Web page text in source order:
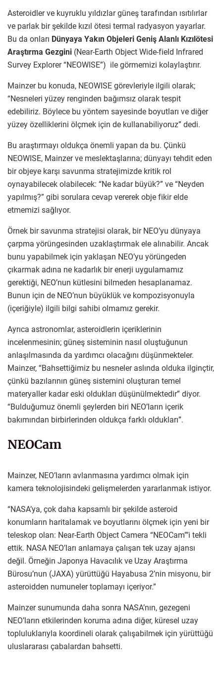
Asteroidler ve kuyruklu yıldızlar güneş tarafından ısıtılırlar
ve parlak bir şekilde kızıl ötesi termal radyasyon yayarlar.
Bu da onları Dünyaya Yakın Objeleri Geniş Alanlı Kızılötesi
Araştırma Gezgini (Near-Earth Object Wide-field Infrared
Survey Explorer “NEOWISE”) ile görmemizi kolaylaştırır.
Mainzer bu konuda, NEOWISE görevleriyle ilgili olarak;
“Nesneleri yüzey renginden bağımsız olarak tespit
edebiliriz. Böylece bu yöntem sayesinde boyutları ve diğer
yüzey özelliklerini ölçmek için de kullanabiliyoruz” dedi.
Bu araştırmayı oldukça önemli yapan da bu. Çünkü
NEOWISE, Mainzer ve meslektaşlarına; dünyayı tehdit eden
bir objeye karşı savunma stratejimizde kritik rol
oynayabilecek olabilecek: “Ne kadar büyük?” ve “Neyden
yapılmış?” gibi sorulara cevap vererek obje fikir elde
etmemizi sağlıyor.
Örnek bir savunma stratejisi olarak, bir NEO’yu dünyaya
çarpma yörüngesinden uzaklaştırmak ele alınabilir. Ancak
bunu yapabilmek için yaklaşan NEO’yu yörüngeden
çıkarmak adına ne kadarlık bir enerji uygulamamız
gerektiği, NEO’nun kütlesini bilmeden hesaplanamaz.
Bunun için de NEO’nun büyüklük ve kompozisyonuyla
(içeriğiyle) ilgili bilgi sahibi olmamız gerekir.
Ayrıca astronomlar, asteroidlerin içeriklerinin
incelenmesinin; güneş sisteminin nasıl oluştuğunun
anlaşılmasında da yardımcı olacağını düşünmekteler.
Mainzer, “Bahsettiğimiz bu nesneler aslında olduka ilginçtir,
çünkü bazılarının güneş sistemini oluşturan temel
materyaller kadar eski oldukları düşünülmektedir” diyor.
“Bulduğumuz önemli şeylerden biri NEO’ların içerik
bakımından birbirlerinden oldukça farklı oldukları”.
NEOCam
Mainzer, NEO’ların avlanmasına yardımcı olmak için
kamera teknolojisindeki gelişmelerden yararlanmak istiyor.
“NASA’ya, çok daha kapsamlı bir şekilde asteroid
konumların haritalamak ve boyutlarını ölçmek için yeni bir
teleskop olan: Near-Earth Object Camera “NEOCam”’i tekli
ettik. NASA NEO’ları anlamaya çalışan tek uzay ajansı
değil. Örneğin Japonya Havacılık ve Uzay Araştırma
Bürosu’nun (JAXA) yürüttüğü Hayabusa 2’nin misyonu, bir
asteroidden numuneler toplamayı içeriyor.”
Mainzer sunumunda daha sonra NASA’nın, gezegeni
NEO’ların etkilerinden koruma adına diğer, küresel uzay
topluluklarıyla koordineli olarak çalışabilmek için yürüttüğü
uluslararası çabalardan bahsetti.